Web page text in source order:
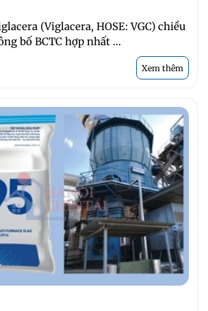
(Viglacera, HOSE: VGC) chiều
bố BCTC hợp nhất ...
Xem thêm